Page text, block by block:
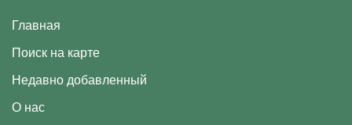
Главная
Поиск на карте
Недавно добавленный
О нас